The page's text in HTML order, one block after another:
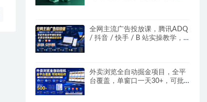
全网主流广告投放课，腾讯ADQ
/ 抖音 / 快手 / B 站实操教学，
外卖浏览全自动掘金项目，全平
台覆盖，单窗口一天30+，可批